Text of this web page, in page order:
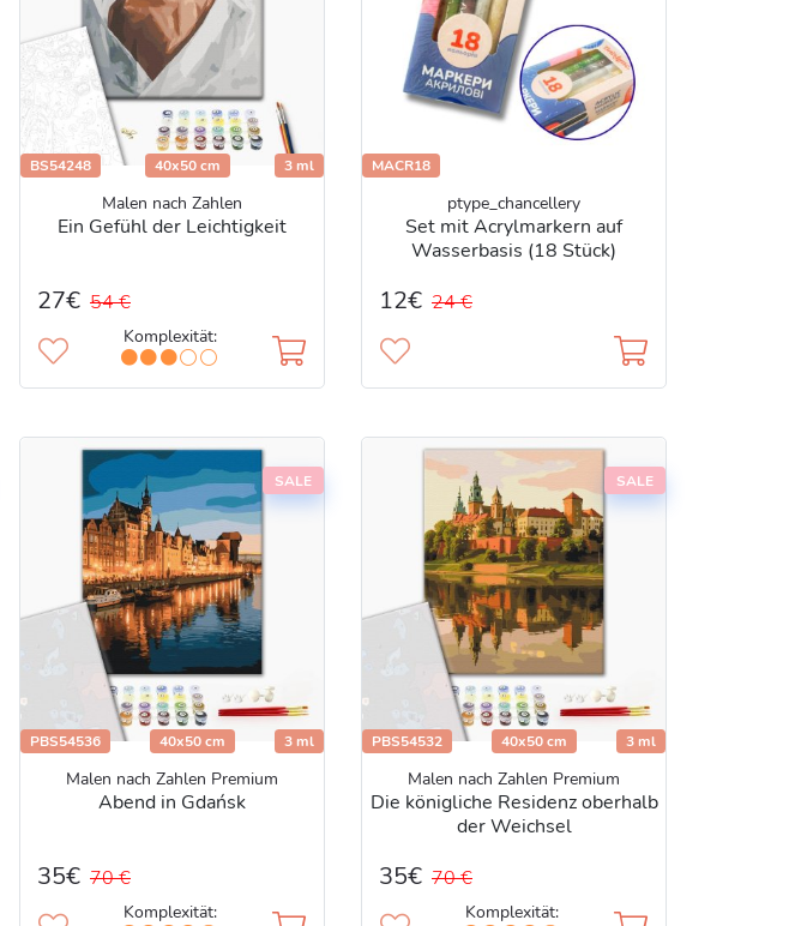
BS54248 40x50 cm 3 ml
Malen nach Zahlen
Ein Gefühl der Leichtigkeit
27€ 54 €
Komplexität:
MACR18
ptype_chancellery
Set mit Acrylmarkern auf
Wasserbasis (18 Stück)
12€ 24 €
SALE
PBS54536 40x50 cm 3 ml
Malen nach Zahlen Premium
Abend in Gdańsk
35€ 70 €
Komplexität:
SALE
PBS54532 40x50 cm 3 ml
Malen nach Zahlen Premium
Die königliche Residenz oberhalb
der Weichsel
35€ 70 €
Komplexität: